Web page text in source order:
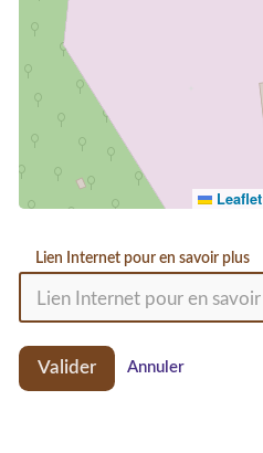
Leaflet
Lien Internet pour en savoir plus
Valider Annuler